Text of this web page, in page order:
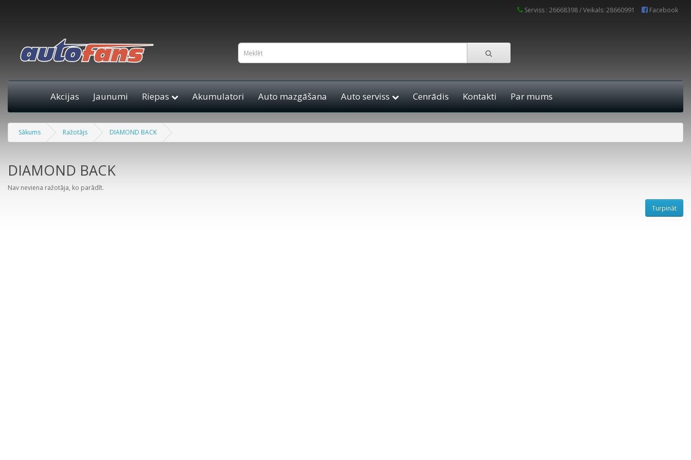
Serviss : 26668398 / Veikals: 28660991 Facebook
Akcijas Jaunumi Riepas Akumulatori Auto mazgāšana Auto serviss Cenrādis Kontakti Par mums
Sākums Ražotājs DIAMOND BACK
DIAMOND BACK
Nav neviena ražotāja, ko parādīt.
Turpināt